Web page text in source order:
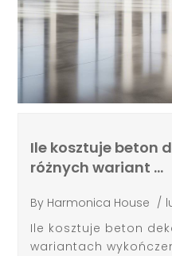
Ile kosztuje beton
różnych wariant …
By Harmonica House /
Ile kosztuje beton
wariantach